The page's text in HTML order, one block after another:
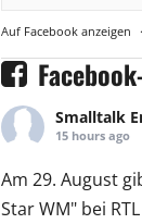
Auf Facebook anzeigen ·
Smalltalk
15 hours ago
Am 29. August
Star WM" bei RTL